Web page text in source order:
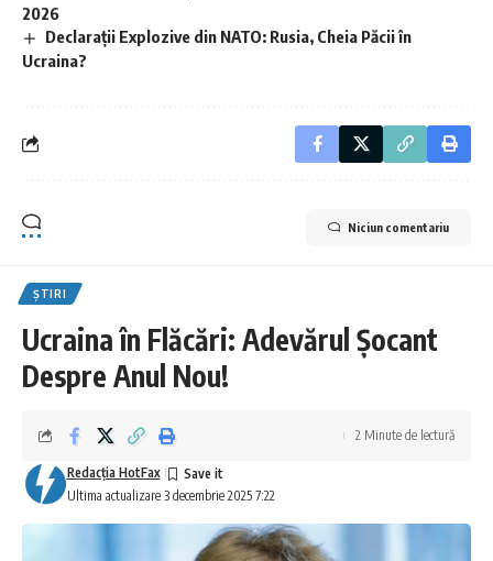
2026
Declarații Explozive din NATO: Rusia, Cheia Păcii în
Ucraina?
Niciun comentariu
ȘTIRI
Ucraina în Flăcări: Adevărul Șocant
Despre Anul Nou!
Ultima actualizare 3 decembrie 2025 7:22
Redacţia HotFax
2 Minute de lectură